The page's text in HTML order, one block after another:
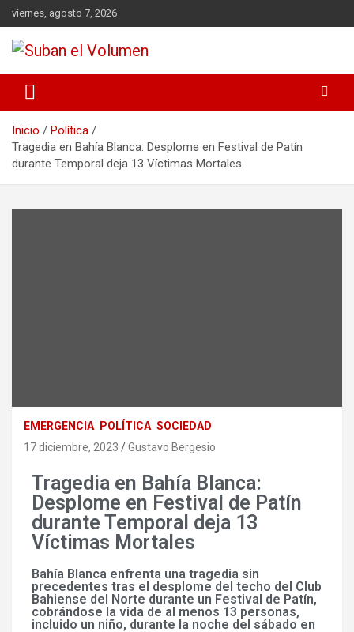
viernes, agosto 7, 2026
Suban el Volumen
Departamento Santamaría
Inicio
Política
Tragedia en Bahía Blanca: Desplome en Festival de Patín
durante Temporal deja 13 Víctimas Mortales​
EMERGENCIA POLÍTICA SOCIEDAD
17 diciembre, 2023
Gustavo Bergesio
Tragedia en Bahía Blanca:
Desplome en Festival de Patín
durante Temporal deja 13
Víctimas Mortales
Bahía Blanca enfrenta una tragedia sin
precedentes tras el desplome del techo del Club
Bahiense del Norte durante un Festival de Patín,
cobrándose la vida de al menos 13 personas,
incluido un niño, durante la noche del sábado en